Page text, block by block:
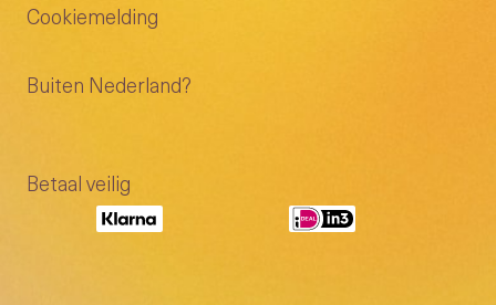
Cookiemelding
Buiten Nederland?
Betaal veilig